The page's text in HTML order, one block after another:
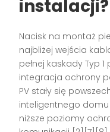
instalacji?
Nacisk na montaż
najbliżej wejścia
pełnej kaskady Typ
integracja ochrony
PV stały się
inteligentnego
niższe poziomy